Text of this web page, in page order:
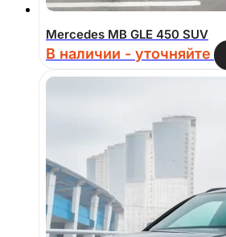
Mercedes MB GLE 450 SUV
В наличии - уточняйте